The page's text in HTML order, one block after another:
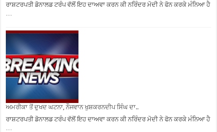
ਰਾਸ਼ਟਰਪਤੀ ਡੋਨਾਲਡ ਟਰੰਪ ਵੱਲੋਂ ਇਹ ਦਾਅਵਾ ਕਰਨ ਕੀ ਨਰਿੰਦਰ ਮੋਦੀ ਨੇ ਫੋਨ ਕਰਕੇ ਮੰਨਿਆ ਹੈ
…
ਅਮਰੀਕਾ ਤੋਂ ਦੁਖਦ ਘਟਨਾ, ਨੌਜਵਾਨ ਖੁਸ਼ਕਰਨਦੀਪ ਸਿੰਘ ਦਾ..
ਰਾਸ਼ਟਰਪਤੀ ਡੋਨਾਲਡ ਟਰੰਪ ਵੱਲੋਂ ਇਹ ਦਾਅਵਾ ਕਰਨ ਕੀ ਨਰਿੰਦਰ ਮੋਦੀ ਨੇ ਫੋਨ ਕਰਕੇ ਮੰਨਿਆ ਹੈ